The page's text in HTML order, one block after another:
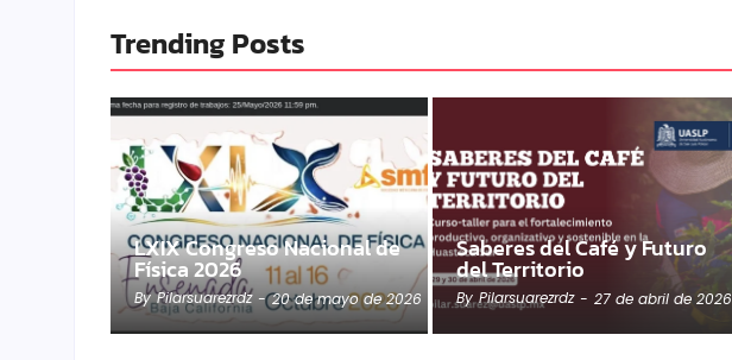
Trending Posts
LXIX Congreso Nacional de
Física 2026
By Pilarsuarezrdz - 20 de mayo de 2026
Saberes del Café y Futuro
del Territorio
By Pilarsuarezrdz - 27 de abril de 2026